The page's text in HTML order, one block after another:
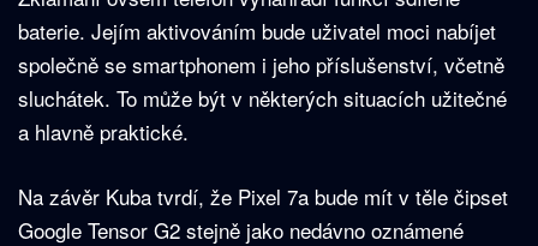
baterie. Jejím aktivováním bude uživatel moci nabíjet
společně se smartphonem i jeho příslušenství, včetně
sluchátek. To může být v některých situacích užitečné
a hlavně praktické.
Na závěr Kuba tvrdí, že Pixel 7a bude mít v těle čipset
Google Tensor G2 stejně jako nedávno oznámené